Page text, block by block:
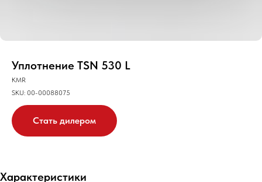
Уплотнение TSN 530 L
KMR
SKU: 00-00088075
Стать дилером
Характеристики